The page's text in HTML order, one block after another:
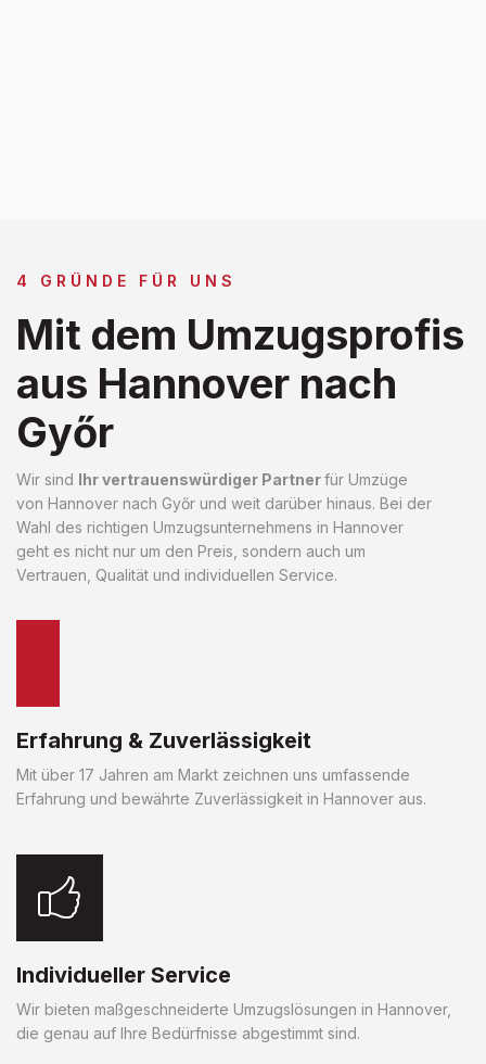
4 GRÜNDE FÜR UNS
Mit dem Umzugsprofis
aus Hannover nach
Győr
Wir sind Ihr vertrauenswürdiger Partnerfür Umzüge
von Hannover nach Győr und weit darüber hinaus. Bei der
Wahl des richtigen Umzugsunternehmens in Hannover
geht es nicht nur um den Preis, sondern auch um
Vertrauen, Qualität und individuellen Service.
Erfahrung & Zuverlässigkeit
Mit über 17 Jahren am Markt zeichnen uns umfassende
Erfahrung und bewährte Zuverlässigkeit in Hannover aus.
Individueller Service
Wir bieten maßgeschneiderte Umzugslösungen in Hannover,
die genau auf Ihre Bedürfnisse abgestimmt sind.